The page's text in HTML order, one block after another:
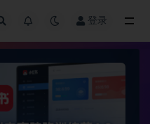
登录